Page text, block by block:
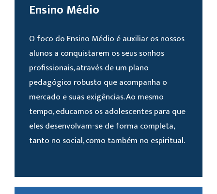
Ensino Médio
O foco do Ensino Médio é auxiliar os nossos
alunos a conquistarem os seus sonhos
profissionais, através de um plano
pedagógico robusto que acompanha o
mercado e suas exigências. Ao mesmo
tempo, educamos os adolescentes para que
eles desenvolvam-se de forma completa,
tanto no social, como também no espiritual.